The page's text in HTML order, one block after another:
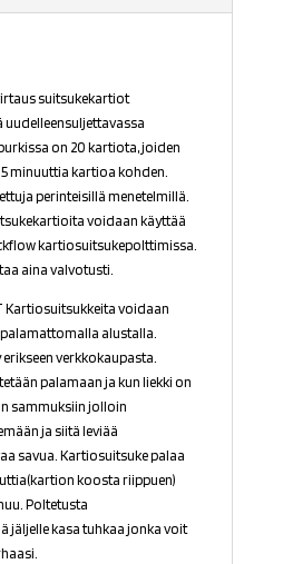
suitsukekartiot
on 20 kartiota, joiden
minuuttia kartioa kohden.
perinteisillä menetelmillä.
voidaan käyttää
kartiosuitsukepolttimissa.
aina valvotusti.
Kartiosuitsukkeita voidaan
alustalla.
verkkokaupasta.
palamaan ja kun liekki on
sammuksiin jolloin
ja siitä leviää
savua. Kartiosuitsuke palaa
koosta riippuen)
Poltetusta
jäljelle kasa tuhkaa jonka voit